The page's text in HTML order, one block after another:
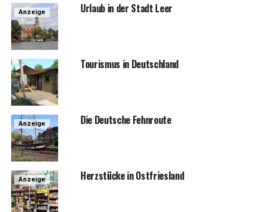
Anzeige Urlaub in der Stadt Leer
Tou­ris­mus in Deutschland
Anzeige Die Deut­sche Fehnroute
Anzeige Herz­stü­cke in Ostfriesland